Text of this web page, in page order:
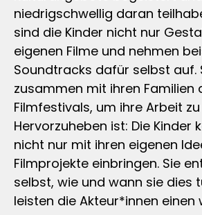
niedrigschwellig daran
sind die Kinder nicht nur
eigenen Filme und nehmen
Soundtracks dafür selbst auf.
zusammen mit ihren Familien
Filmfestivals, um ihre Arbeit
Hervorzuheben ist: Die Kinder
nicht nur mit ihren eigenen
Filmprojekte einbringen. Sie
selbst, wie und wann sie dies
leisten die Akteur*innen einen